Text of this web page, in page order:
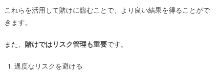
これらを活用して賭けに臨むことで、より良い結果を得ることがで
きます。
また、 賭けではリスク管理も重要です。
過度なリスクを避ける